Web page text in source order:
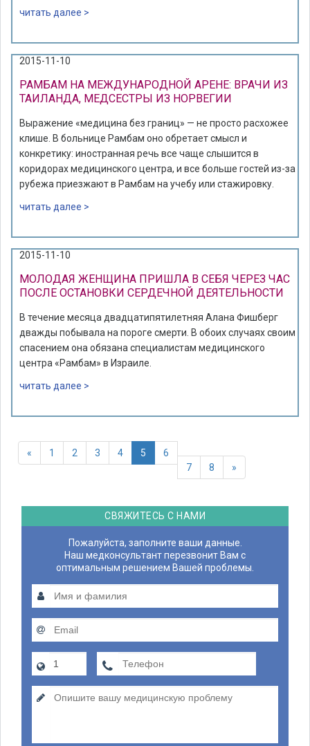
читать далее >
2015-11-10
РАМБАМ НА МЕЖДУНАРОДНОЙ АРЕНЕ: ВРАЧИ ИЗ
ТАИЛАНДА, МЕДСЕСТРЫ ИЗ НОРВЕГИИ
Выражение «медицина без границ» — не просто расхожее
клише. В больнице Рамбам оно обретает смысл и
конкретику: иностранная речь все чаще слышится в
коридорах медицинского центра, и все больше гостей из-за
рубежа приезжают в Рамбам на учебу или стажировку.
читать далее >
2015-11-10
МОЛОДАЯ ЖЕНЩИНА ПРИШЛА В СЕБЯ ЧЕРЕЗ ЧАС
ПОСЛЕ ОСТАНОВКИ СЕРДЕЧНОЙ ДЕЯТЕЛЬНОСТИ
В течение месяца двадцатипятилетняя Алана Фишберг
дважды побывала на пороге смерти. В обоих случаях своим
спасением она обязана специалистам медицинского
центра «Рамбам» в Израиле.
читать далее >
« 1 2 3 4 5
6
7
8 »
СВЯЖИТЕСЬ С НАМИ
Пожалуйста, заполните ваши данные.
Наш медконсультант перезвонит Вам с
оптимальным решением Вашей проблемы.